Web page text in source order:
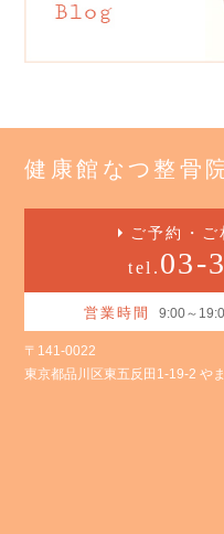
健康館なつ整骨
ご予約・
tel. 03-
営業時間 9:00～
〒141-0022
東京都品川区東五反田1-19-2 や